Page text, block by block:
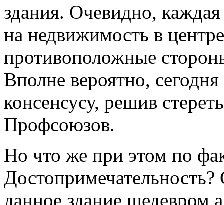
здания. Очевидно,
на недвижимость в
противоположные
Вполне вероятно,
консенсусу, решив
Профсоюзов.
Но что же при этом по
данное здание шедевром